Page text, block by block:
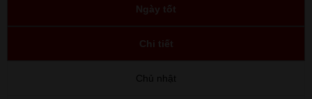
Ngày tốt
Chi tiết
Chủ nhật